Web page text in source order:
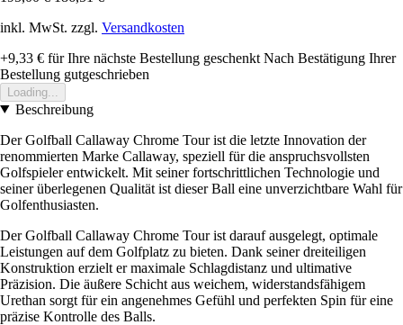
inkl. MwSt. zzgl. Versandkosten
+9,33 € für Ihre nächste Bestellung geschenkt Nach Bestätigung Ihrer
Bestellung gutgeschrieben
Loading...
Beschreibung
Der Golfball Callaway Chrome Tour ist die letzte Innovation der
renommierten Marke Callaway, speziell für die anspruchsvollsten
Golfspieler entwickelt. Mit seiner fortschrittlichen Technologie und
seiner überlegenen Qualität ist dieser Ball eine unverzichtbare Wahl für
Golfenthusiasten.
Der Golfball Callaway Chrome Tour ist darauf ausgelegt, optimale
Leistungen auf dem Golfplatz zu bieten. Dank seiner dreiteiligen
Konstruktion erzielt er maximale Schlagdistanz und ultimative
Präzision. Die äußere Schicht aus weichem, widerstandsfähigem
Urethan sorgt für ein angenehmes Gefühl und perfekten Spin für eine
präzise Kontrolle des Balls.